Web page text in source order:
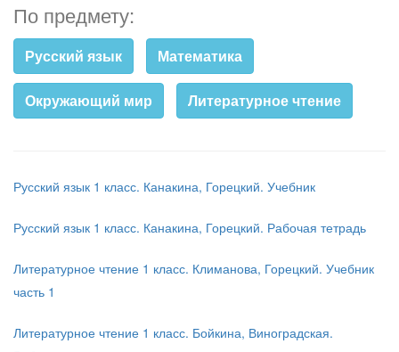
По предмету:
Русский язык Математика
Окружающий мир Литературное чтение
Русский язык 1 класс. Канакина, Горецкий. Учебник
Русский язык 1 класс. Канакина, Горецкий. Рабочая тетрадь
Литературное чтение 1 класс. Климанова, Горецкий. Учебник
часть 1
Литературное чтение 1 класс. Бойкина, Виноградская.